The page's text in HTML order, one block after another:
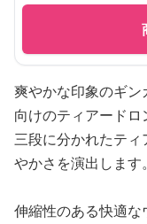
爽やかな印象のギ
向けのティアードロ
三段に分かれたテ
やかさを演出します。
伸縮性のある快適